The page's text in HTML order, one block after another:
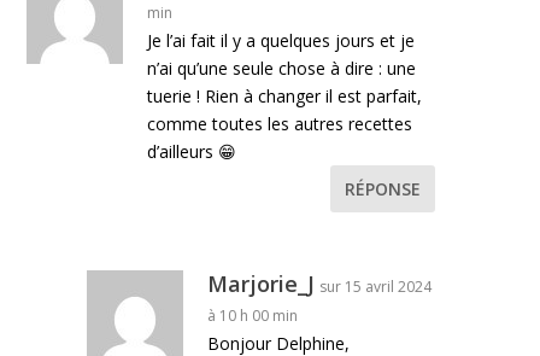
min
Je l’ai fait il y a quelques jours et je
n’ai qu’une seule chose à dire : une
tuerie ! Rien à changer il est parfait,
comme toutes les autres recettes
d’ailleurs 😁
RÉPONSE
Marjorie_J sur 15 avril 2024
à 10 h 00 min
Bonjour Delphine,